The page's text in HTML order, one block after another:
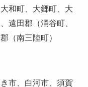
和町、大郷町、大
遠田郡（涌谷町、
（南三陸町）
市、白河市、須賀